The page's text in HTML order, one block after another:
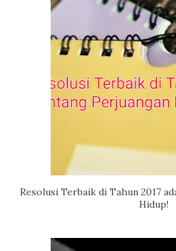
Resolusi Terbaik di Tahun 2017
Hidup!